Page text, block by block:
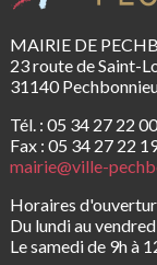
MAIRIE DE
23 route de Saint-
31140
Tél. : 05 34 27 22 00
Fax : 05 34 27 22
mairie@ville-
Horaires
Du lundi au
Le samedi de 9h à